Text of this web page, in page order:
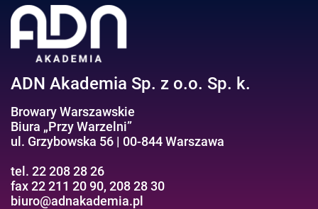
Efektywność osobista//Wellbeing
ADN Akademia Sp. z o.o. Sp. k.
Browary Warszawskie
Biura „Przy Warzelni”
ul. Grzybowska 56 | 00-844 Warszawa
tel. 22 208 28 26
fax 22 211 20 90, 208 28 30
biuro@adnakademia.pl